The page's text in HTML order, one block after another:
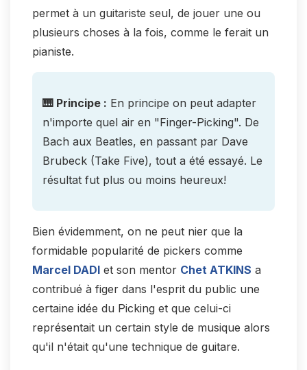
permet à un guitariste seul, de jouer une ou
plusieurs choses à la fois, comme le ferait un
pianiste.
🎹 Principe : En principe on peut adapter
n'importe quel air en "Finger-Picking". De
Bach aux Beatles, en passant par Dave
Brubeck (Take Five), tout a été essayé. Le
résultat fut plus ou moins heureux!
Bien évidemment, on ne peut nier que la
formidable popularité de pickers comme
Marcel DADI et son mentor Chet ATKINS a
contribué à figer dans l'esprit du public une
certaine idée du Picking et que celui-ci
représentait un certain style de musique alors
qu'il n'était qu'une technique de guitare.